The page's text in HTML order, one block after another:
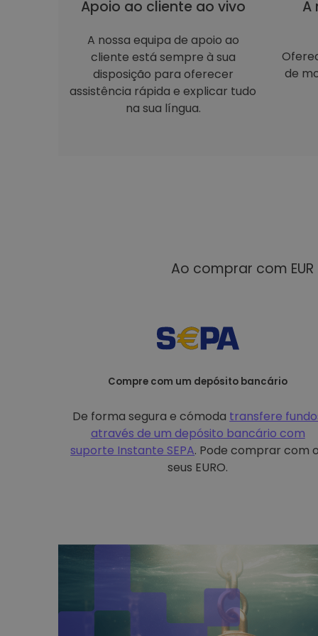
Apoio ao cliente ao vivo
A nossa equipa de apoio ao
cliente está sempre à sua
disposição para oferecer
assistência rápida e explicar tudo
na sua língua.
A
de
Ao comprar com
Compre com um depósito bancário
De forma segura e cómoda transfere
através de um depósito bancário com
suporte Instante SEPA. Pode comprar com
seus EURO.